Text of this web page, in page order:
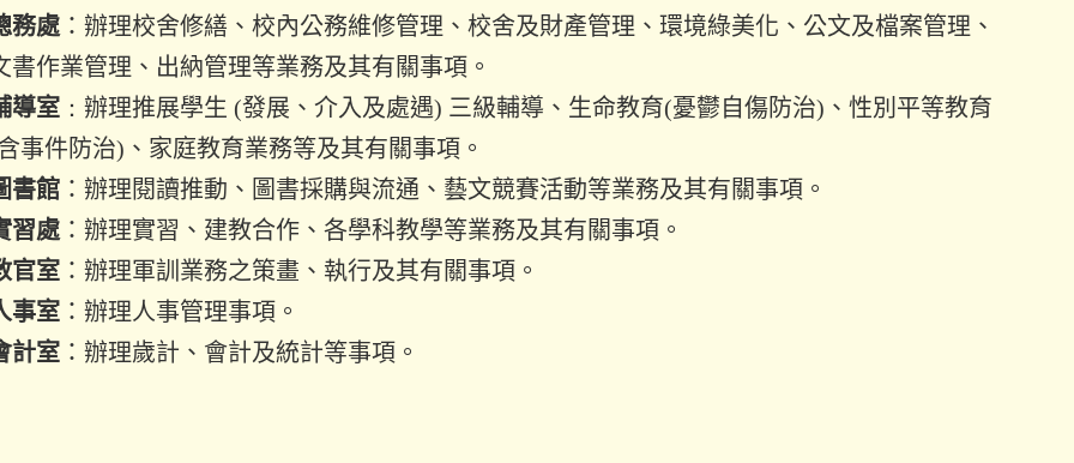
務處 ：辦理校舍修繕、校內公務維修管理、校舍及財產管理、環境綠美化、公文及檔案管理、
書作業管理、出納管理等業務及其有關事項。
導室 ： 辦理推展學生 (發展、介入及處遇) 三級輔導、生命教育(憂鬱自傷防治) 、性別平等教育
事件防治) 、家庭教育業務等及其有關事項。
書館 ：辦理閱讀推動、圖書採購與流通、藝文競賽活動等業務及其有關事項。
習處 ：辦理實習、建教合作、各學科教學等業務及其有關事項。
官室 ：辦理軍訓業務之策畫、執行及其有關事項。
事室 ：辦理人事管理事項。
計室 ：辦理歲計、會計及統計等事項。